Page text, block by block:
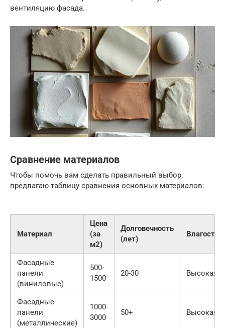
вентиляцию фасада.
Сравнение материалов
Чтобы помочь вам сделать правильный выбор,
предлагаю таблицу сравнения основных материалов:
Материал
Цена
(за
м2)
Долговечность
(лет)
Фасадные
панели
(виниловые)
500-
1500
20-30 Высокая
Фасадные
панели
(металлические)
1000-
3000
50+ Высокая